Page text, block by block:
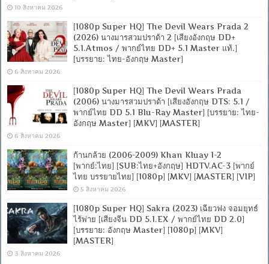
10 สิงหาคม 2026
[1080p Super HQ] The Devil Wears Prada 2
(2026) นางมารสวมปราด้า 2 [เสียงอังกฤษ DD+
5.1.Atmos / พากย์ไทย DD+ 5.1 Master แท้.]
[บรรยาย: ไทย-อังกฤษ Master]
6 สิงหาคม 2026
[1080p Super HQ] The Devil Wears Prada
(2006) นางมารสวมปราด้า [เสียงอังกฤษ DTS: 5.1 /
พากย์ไทย DD 5.1 Blu-Ray Master] [บรรยาย: ไทย-
อังกฤษ Master] [MKV] [MASTER]
6 สิงหาคม 2026
ก้านกล้วย (2006-2009) Khan Kluay 1-2
[พากย์:ไทย] [SUB:ไทย+อังกฤษ] HDTV.AC-3 [พากย์
ไทย บรรยายไทย] [1080p] [MKV] [MASTER] [VIP]
5 สิงหาคม 2026
[1080p Super HQ] Sakra (2023) เฉียวฟง จอมยุทธ์
ไร้พ่าย [เสียงจีน DD 5.1.EX / พากย์ไทย DD 2.0]
[บรรยาย: อังกฤษ Master] [1080p] [MKV]
[MASTER]
3 สิงหาคม 2026